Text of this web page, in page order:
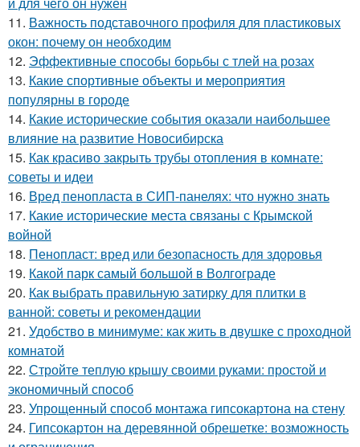
11. Важность подставочного профиля для пластиковых
окон: почему он необходим
12. Эффективные способы борьбы с тлей на розах
13. Какие спортивные объекты и мероприятия
популярны в городе
14. Какие исторические события оказали наибольшее
влияние на развитие Новосибирска
15. Как красиво закрыть трубы отопления в комнате:
советы и идеи
16. Вред пенопласта в СИП-панелях: что нужно знать
17. Какие исторические места связаны с Крымской
войной
18. Пенопласт: вред или безопасность для здоровья
19. Какой парк самый большой в Волгограде
20. Как выбрать правильную затирку для плитки в
ванной: советы и рекомендации
21. Удобство в минимуме: как жить в двушке с проходной
комнатой
22. Стройте теплую крышу своими руками: простой и
экономичный способ
23. Упрощенный способ монтажа гипсокартона на стену
24. Гипсокартон на деревянной обрешетке: возможность